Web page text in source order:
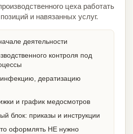
цеха работать
и навязанных услуг.
деятельности
контроля под
дератизацию
и график медосмотров
блок: приказы и инструкции
оформлять НЕ нужно